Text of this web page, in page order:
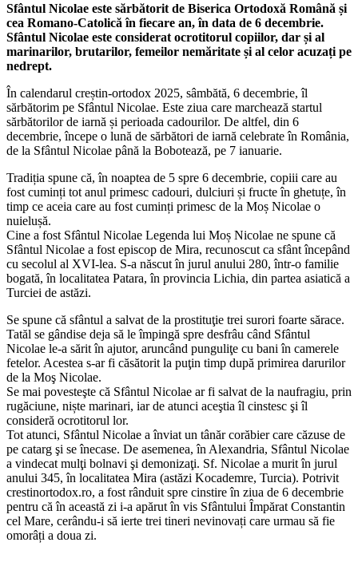
Sfântul Nicolae este sărbătorit de Biserica Ortodoxă Română și
cea Romano-Catolică în fiecare an, în data de 6 decembrie.
Sfântul Nicolae este considerat ocrotitorul copiilor, dar și al
marinarilor, brutarilor, femeilor nemăritate și al celor acuzați pe
nedrept.
În calendarul creștin-ortodox 2025, sâmbătă, 6 decembrie, îl
sărbătorim pe Sfântul Nicolae. Este ziua care marchează startul
sărbătorilor de iarnă și perioada cadourilor. De altfel, din 6
decembrie, începe o lună de sărbători de iarnă celebrate în România,
de la Sfântul Nicolae până la Bobotează, pe 7 ianuarie.
Tradiția spune că, în noaptea de 5 spre 6 decembrie, copiii care au
fost cuminți tot anul primesc cadouri, dulciuri și fructe în ghetuțe, în
timp ce aceia care au fost cuminți primesc de la Moș Nicolae o
nuielușă.
Cine a fost Sfântul Nicolae Legenda lui Moș Nicolae ne spune că
Sfântul Nicolae a fost episcop de Mira, recunoscut ca sfânt începând
cu secolul al XVI-lea. S-a născut în jurul anului 280, într-o familie
bogată, în localitatea Patara, în provincia Lichia, din partea asiatică a
Turciei de astăzi.
Se spune că sfântul a salvat de la prostituţie trei surori foarte sărace.
Tatăl se gândise deja să le împingă spre desfrâu când Sfântul
Nicolae le-a sărit în ajutor, aruncând punguliţe cu bani în camerele
fetelor. Acestea s-ar fi căsătorit la puţin timp după primirea darurilor
de la Moş Nicolae.
Se mai povesteşte că Sfântul Nicolae ar fi salvat de la naufragiu, prin
rugăciune, niște marinari, iar de atunci aceştia îl cinstesc şi îl
consideră ocrotitorul lor.
Tot atunci, Sfântul Nicolae a înviat un tânăr corăbier care căzuse de
pe catarg şi se înecase. De asemenea, în Alexandria, Sfântul Nicolae
a vindecat mulţi bolnavi şi demonizaţi. Sf. Nicolae a murit în jurul
anului 345, în localitatea Mira (astăzi Kocademre, Turcia). Potrivit
crestinortodox.ro, a fost rânduit spre cinstire în ziua de 6 decembrie
pentru că în această zi i-a apărut în vis Sfântului Împărat Constantin
cel Mare, cerându-i să ierte trei tineri nevinovați care urmau să fie
omorâți a doua zi.